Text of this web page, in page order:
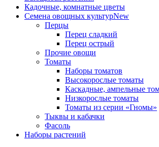
Кадочные, комнатные цветы
Семена овощных культурNew
Перцы
Перец сладкий
Перец острый
Прочие овощи
Томаты
Наборы томатов
Высокорослые томаты
Каскадные, ампельные
Низкорослые томаты
Томаты из серии «Гномы»
Тыквы и кабачки
Фасоль
Наборы растений